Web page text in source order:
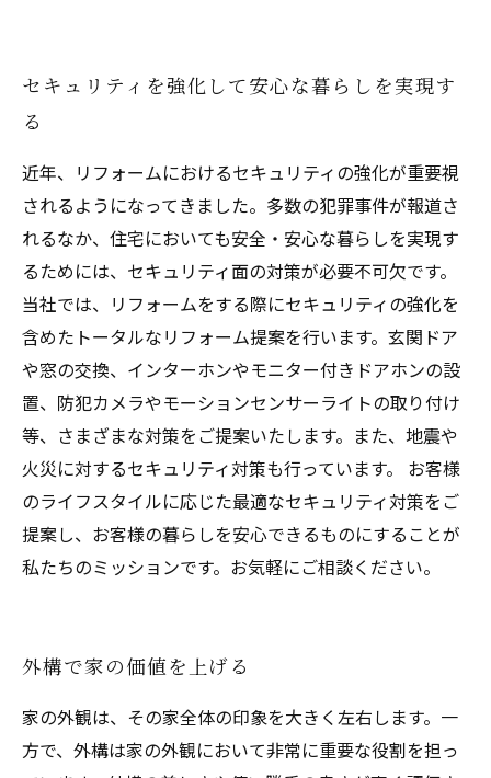
セキュリティを強化して安心な暮らしを実現す
る
近年、リフォームにおけるセキュリティの強化が重要視
されるようになってきました。多数の犯罪事件が報道さ
れるなか、住宅においても安全・安心な暮らしを実現す
るためには、セキュリティ面の対策が必要不可欠です。
当社では、リフォームをする際にセキュリティの強化を
含めたトータルなリフォーム提案を行います。玄関ドア
や窓の交換、インターホンやモニター付きドアホンの設
置、防犯カメラやモーションセンサーライトの取り付け
等、さまざまな対策をご提案いたします。また、地震や
火災に対するセキュリティ対策も行っています。 お客様
のライフスタイルに応じた最適なセキュリティ対策をご
提案し、お客様の暮らしを安心できるものにすることが
私たちのミッションです。お気軽にご相談ください。
外構で家の価値を上げる
家の外観は、その家全体の印象を大きく左右します。一
方で、外構は家の外観において非常に重要な役割を担っ